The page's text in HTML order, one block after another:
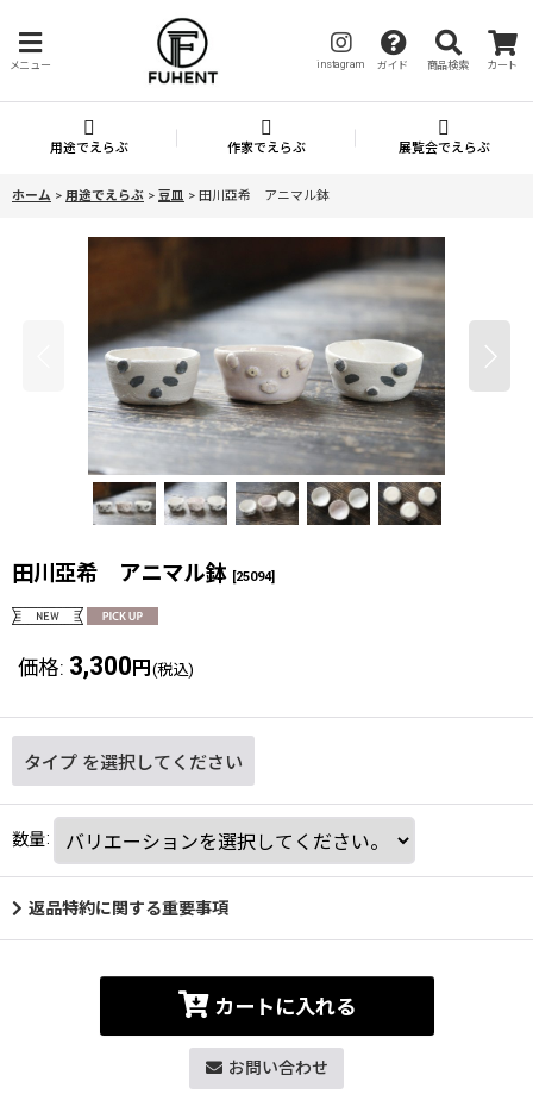
メニュー instagram ガイド 商品検索 カート
用途でえらぶ 作家でえらぶ 展覧会でえらぶ
ホーム > 用途でえらぶ > 豆皿 > 田川亞希 アニマル鉢
田川亞希 アニマル鉢 [25094]
価格: 3,300 円 (税込)
タイプ を選択してください
数量:
返品特約に関する重要事項
カートに入れる
お問い合わせ